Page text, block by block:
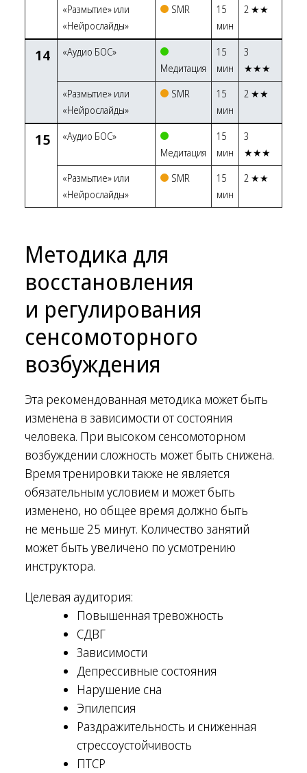
«Размытие» или
«Нейрослайды»
SMR
15
мин
2 ★★
14
«Аудио БОС»
Медитация
15
мин
3
★★★
«Размытие» или
«Нейрослайды»
SMR
15
мин
2 ★★
15
«Аудио БОС»
Медитация
15
мин
3
★★★
«Размытие» или
«Нейрослайды»
SMR
15
мин
2 ★★
Методика для
восстановления
и регулирования
сенсомоторного
возбуждения
Эта рекомендованная методика может быть
изменена в зависимости от состояния
человека. При высоком сенсомоторном
возбуждении сложность может быть снижена.
Время тренировки также не является
обязательным условием и может быть
изменено, но общее время должно быть
не меньше 25 минут. Количество занятий
может быть увеличено по усмотрению
инструктора.
Целевая аудитория:
Повышенная тревожность
СДВГ
Зависимости
Депрессивные состояния
Нарушение сна
Эпилепсия
Раздражительность и сниженная
стрессоустойчивость
ПТСР